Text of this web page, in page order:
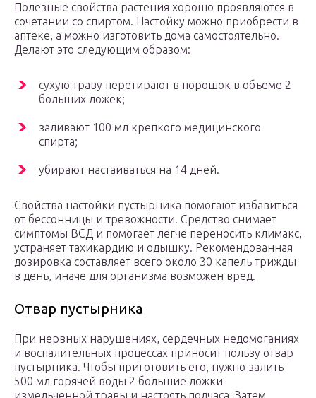
Полезные свойства растения хорошо проявляются в
сочетании со спиртом. Настойку можно приобрести в
аптеке, а можно изготовить дома самостоятельно.
Делают это следующим образом:
сухую траву перетирают в порошок в объеме 2
больших ложек;
заливают 100 мл крепкого медицинского
спирта;
убирают настаиваться на 14 дней.
Свойства настойки пустырника помогают избавиться
от бессонницы и тревожности. Средство снимает
симптомы ВСД и помогает легче переносить климакс,
устраняет тахикардию и одышку. Рекомендованная
дозировка составляет всего около 30 капель трижды
в день, иначе для организма возможен вред.
Отвар пустырника
При нервных нарушениях, сердечных недомоганиях
и воспалительных процессах приносит пользу отвар
пустырника. Чтобы приготовить его, нужно залить
500 мл горячей воды 2 большие ложки
измельченной травы и настоять полчаса. Затем